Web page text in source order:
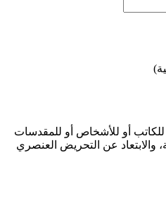
للكاتب أو للأشخاص أو للمقدسات
والابتعاد عن التحريض العنصري